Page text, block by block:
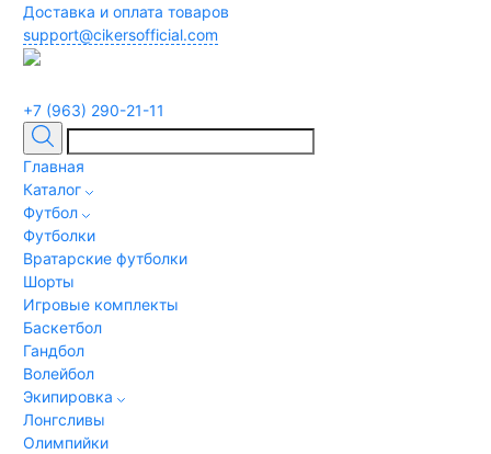
Доставка и оплата товаров
support@cikersofficial.com
+7 (963) 290-21-11
Главная
Каталог
Футбол
Футболки
Вратарские футболки
Шорты
Игровые комплекты
Баскетбол
Гандбол
Волейбол
Экипировка
Лонгсливы
Олимпийки